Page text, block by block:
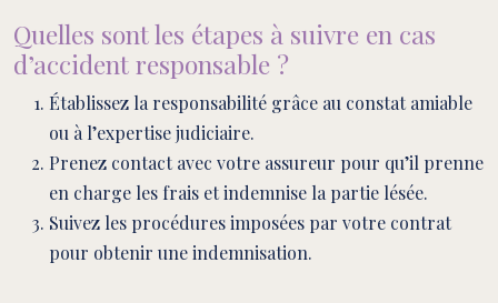
Quelles sont les étapes à suivre en cas
d’accident responsable ?
Établissez la responsabilité grâce au constat amiable
ou à l’expertise judiciaire.
Prenez contact avec votre assureur pour qu’il prenne
en charge les frais et indemnise la partie lésée.
Suivez les procédures imposées par votre contrat
pour obtenir une indemnisation.